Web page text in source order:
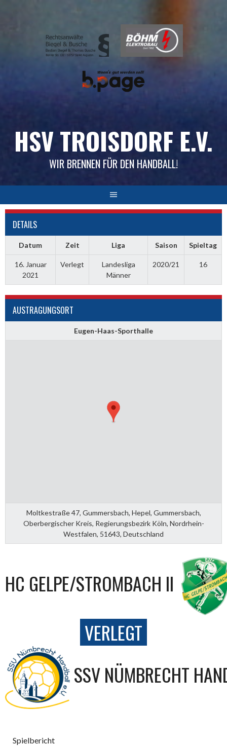
HSV TROISDORF E.V.
WIR BRENNEN FÜR DEN HANDBALL!
DETAILS
Datum Zeit Liga Saison Spieltag
16. Januar
2021
Verlegt
Landesliga
Männer
2020/21 16
AUSTRAGUNGSORT
Eugen-Haas-Sporthalle
Moltkestraße 47, Gummersbach, Hepel, Gummersbach,
Oberbergischer Kreis, Regierungsbezirk Köln, Nordrhein-
Westfalen, 51643, Deutschland
HC GELPE/STROMBACH II
VERLEGT
SSV NÜMBRECHT
Spielbericht